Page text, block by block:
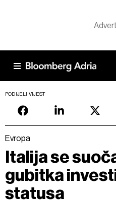
PODIJELI VIJEST
Evropa
Italija se
gubitka
statusa